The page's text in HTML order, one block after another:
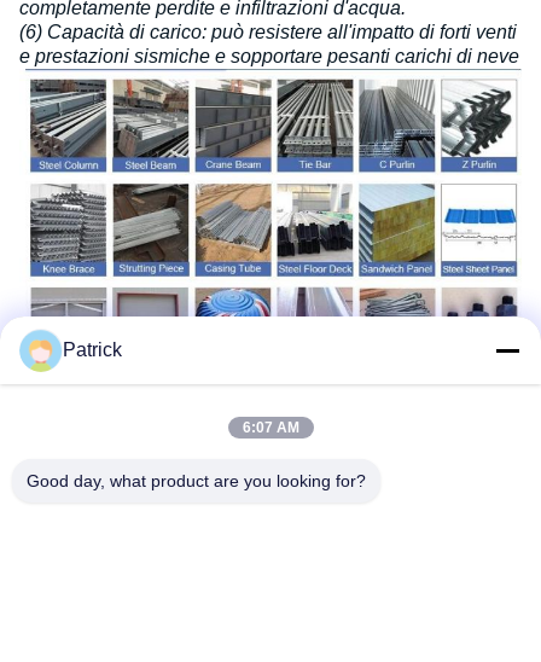
completamente perdite e infiltrazioni d'acqua.
(6) Capacità di carico: può resistere all'impatto di forti venti
e prestazioni sismiche e sopportare pesanti carichi di neve
Patrick
6:07 AM
Good day, what product are you looking for?